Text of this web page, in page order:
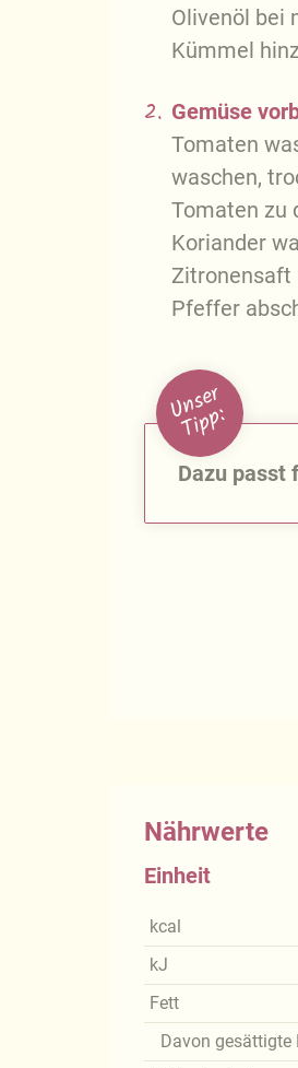
Olivenöl bei
Kümmel
2. Gemüse
Tomaten
waschen,
Tomaten zu
Koriander
Zitronensaft
Pfeffer
U
n
s
e
r
T
i
p
p
:
Dazu passt
Nährwerte
Einheit
kcal
kJ
Fett
Davon gesättigte